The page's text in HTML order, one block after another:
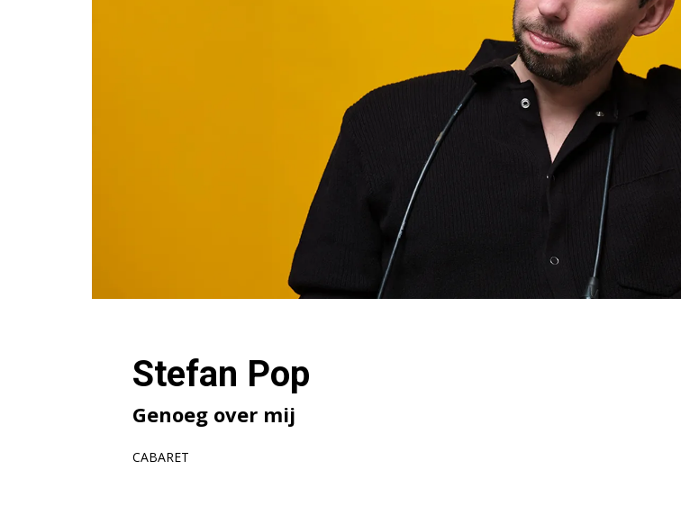
Stefan Pop
Genoeg over mij
CABARET